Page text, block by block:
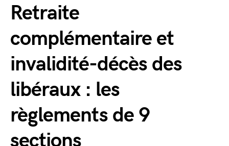
Retraite
complémentaire et
invalidité-décès des
libéraux : les
règlements de 9
sections